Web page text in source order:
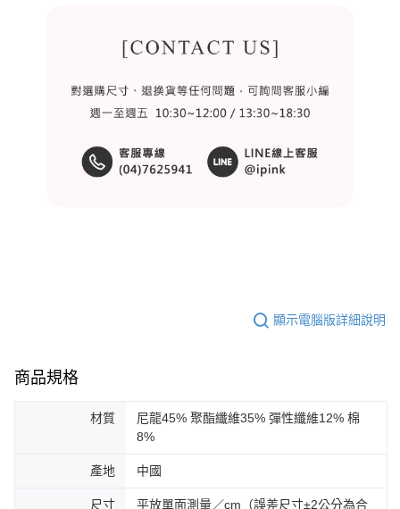
顯示電腦版詳細說明
商品規格
材質
尼龍45% 聚酯纖維35% 彈性纖維12% 棉
8%
產地 中國
尺寸
平放單面測量／cm（誤差尺寸±2公分為合